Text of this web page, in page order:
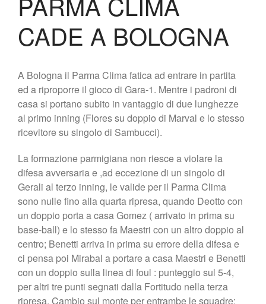
Palmares
Squadra
Contatti
Biglietteria
Lo Stadio
Shop
CADE A BOLOGNA
A Bologna il Parma Clima fatica ad entrare in partita
ed a riproporre il gioco di Gara-1. Mentre i padroni di
casa si portano subito in vantaggio di due lunghezze
al primo inning (Flores su doppio di Marval e lo stesso
ricevitore su singolo di Sambucci).
La formazione parmigiana non riesce a violare la
difesa avversaria e ,ad eccezione di un singolo di
Gerali al terzo inning, le valide per il Parma Clima
sono nulle fino alla quarta ripresa, quando Deotto con
un doppio porta a casa Gomez ( arrivato in prima su
base-ball) e lo stesso fa Maestri con un altro doppio al
centro; Benetti arriva in prima su errore della difesa e
ci pensa poi Mirabal a portare a casa Maestri e Benetti
con un doppio sulla linea di foul : punteggio sul 5-4,
per altri tre punti segnati dalla Fortitudo nella terza
ripresa. Cambio sul monte per entrambe le squadre: